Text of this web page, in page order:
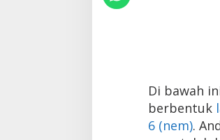
Di bawah
berbentuk
6 (nem).